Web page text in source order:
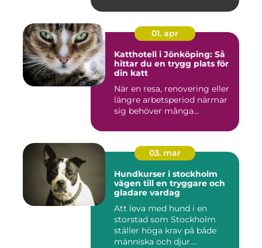
01. apr
Katthotell i Jönköping: Så
hittar du en trygg plats för
din katt
När en resa, renovering eller
längre arbetsperiod närmar
sig behöver många...
03. mar
Hundkurser i stockholm
vägen till en tryggare och
gladare vardag
Att leva med hund i en
storstad som Stockholm
ställer höga krav på både
människa och djur.